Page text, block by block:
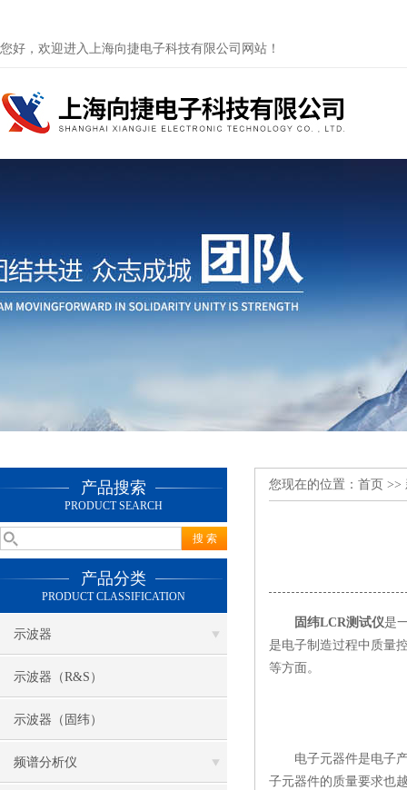
您好，欢迎进入上海向捷电子科技有限公司网站！
产品搜索
PRODUCT SEARCH
产品分类
PRODUCT CLASSIFICATION
示波器
示波器（R&S）
示波器（固纬）
频谱分析仪
您现在的位置： 首页 >>
固纬LCR测试仪是
是电子制造过程中质量
等方面。
电子元器件是电子产
子元器件的质量要求也